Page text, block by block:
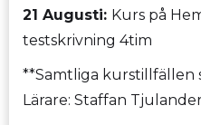
21 Augusti: Kurs på
testskrivning 4tim
**Samtliga kurstillfällen
Lärare: Staffan